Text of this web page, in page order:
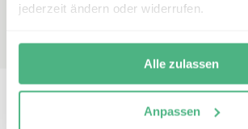
jederzeit ändern oder widerrufen.
Alle zulassen
Anpassen